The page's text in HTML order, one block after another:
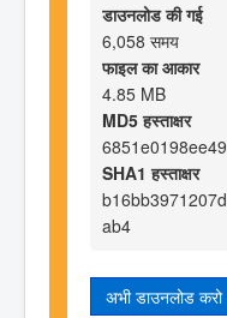
डाउनलोड की गई
6,058 समय
फाइल का आकार
4.85 MB
MD5 हस्ताक्षर
SHA1 हस्ताक्षर
ab4
अभी डाउनलोड करो